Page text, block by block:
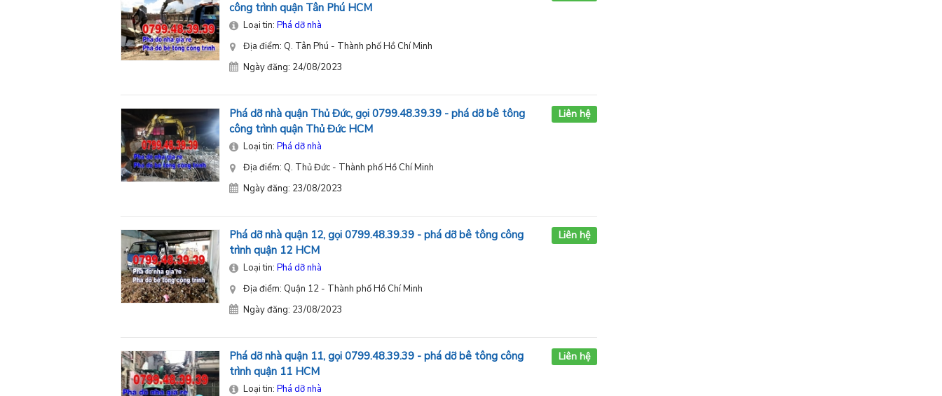
công trình quận Tân Phú HCM
Loại tin: Phá dỡ nhà
Địa điểm: Q. Tân Phú - Thành phố Hồ Chí Minh
Ngày đăng: 24/08/2023
Phá dỡ nhà quận Thủ Đức, gọi 0799.48.39.39 - phá dỡ bê tông
công trình quận Thủ Đức HCM
Liên hệ
Loại tin: Phá dỡ nhà
Địa điểm: Q. Thủ Đức - Thành phố Hồ Chí Minh
Ngày đăng: 23/08/2023
Phá dỡ nhà quận 12, gọi 0799.48.39.39 - phá dỡ bê tông công
trình quận 12 HCM
Liên hệ
Loại tin: Phá dỡ nhà
Địa điểm: Quận 12 - Thành phố Hồ Chí Minh
Ngày đăng: 23/08/2023
Phá dỡ nhà quận 11, gọi 0799.48.39.39 - phá dỡ bê tông công
trình quận 11 HCM
Liên hệ
Loại tin: Phá dỡ nhà